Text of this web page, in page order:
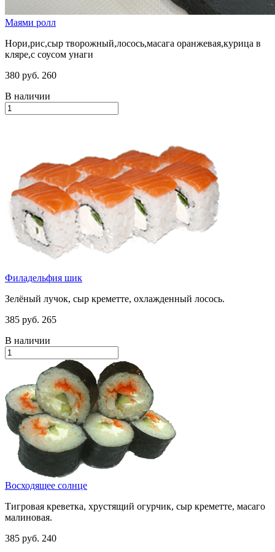
Маями ролл
Нори,рис,сыр творожный,лосось,масага оранжевая,курица в
кляре,с соусом унаги
380 руб. 260
В наличии
Филадельфия шик
Зелёный лучок, сыр креметте, охлажденный лосось.
385 руб. 265
В наличии
Восходящее солнце
Тигровая креветка, хрустящий огурчик, сыр креметте, масаго
малиновая.
385 руб. 240